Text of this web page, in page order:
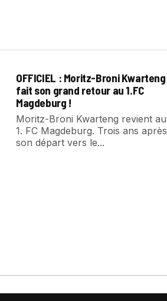
OFFICIEL : Moritz-Broni Kwarteng
fait son grand retour au 1.FC
Magdeburg !
Moritz-Broni Kwarteng revient au
1. FC Magdeburg. Trois ans après
son départ vers le...